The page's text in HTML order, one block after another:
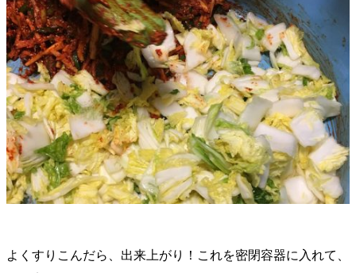
よくすりこんだら、出来上がり！これを密閉容器に入れて、